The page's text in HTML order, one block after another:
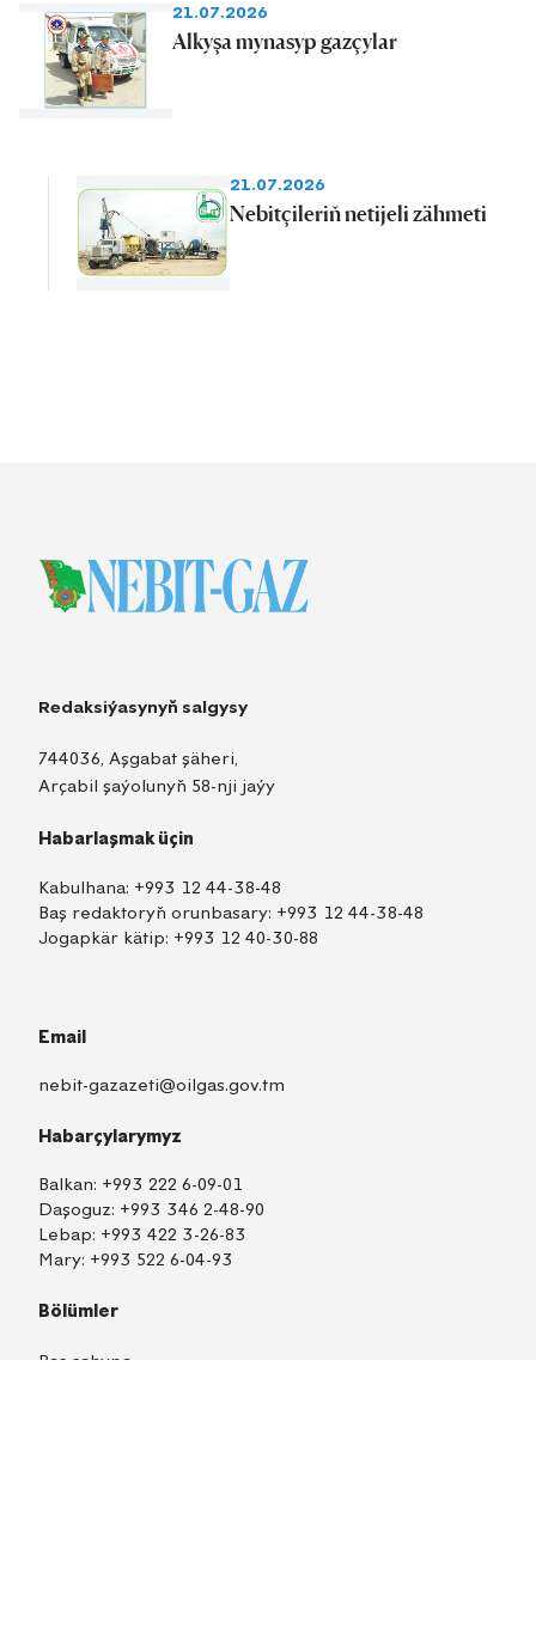
TM EN
Içeri girmek
21.07.2026
Alkyşa mynasyp gazçylar
21.07.2026
Nebitçileriň netijeli zähmeti
Redaksiýasynyň salgysy
744036, Aşgabat şäheri,
Arçabil şaýolunyň 58-nji jaýy
Habarlaşmak üçin
Kabulhana: +993 12 44-38-48
Baş redaktoryň orunbasary: +993 12 44-38-48
Jogapkär kätip: +993 12 40-30-88
Email
nebit-gazazeti@oilgas.gov.tm
Habarçylarymyz
Balkan: +993 222 6-09-01
Daşoguz: +993 346 2-48-90
Lebap: +993 422 3-26-83
Mary: +993 522 6-04-93
Bölümler
Baş sahypa